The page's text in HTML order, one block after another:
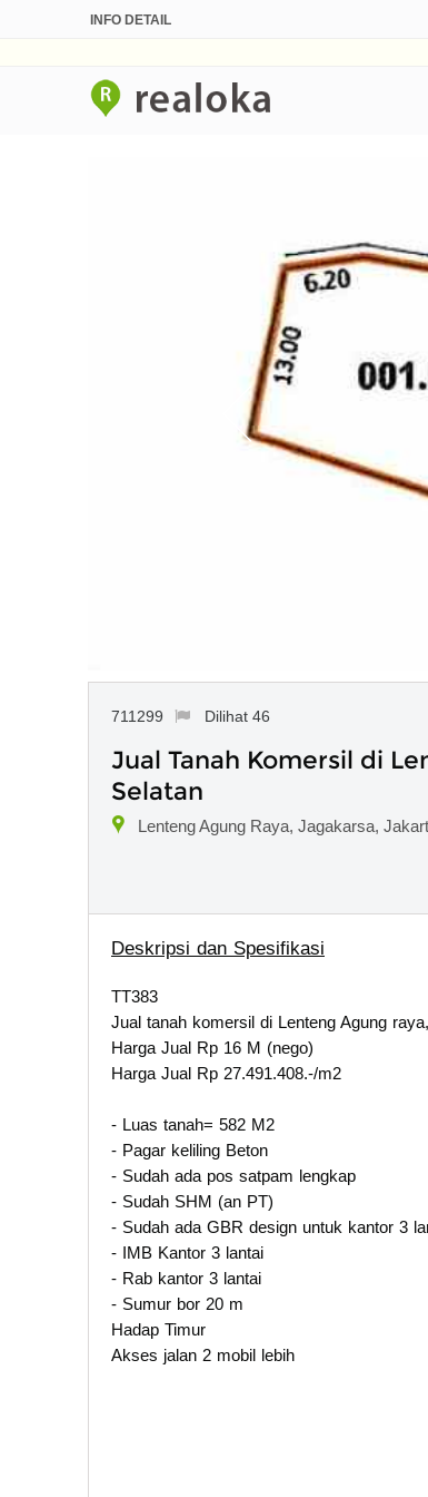
INFO DETAIL
711299 Dilihat 46
Jual Tanah Komersil di
Selatan
Lenteng Agung Raya, Jagakarsa,
Deskripsi dan Spesifikasi
TT383
Jual tanah komersil di Lenteng Agung
Harga Jual Rp 16 M (nego)
Harga Jual Rp 27.491.408.-/m2
- Luas tanah= 582 M2
- Pagar keliling Beton
- Sudah ada pos satpam lengkap
- Sudah SHM (an PT)
- Sudah ada GBR design untuk kantor 3
- IMB Kantor 3 lantai
- Rab kantor 3 lantai
- Sumur bor 20 m
Hadap Timur
Akses jalan 2 mobil lebih